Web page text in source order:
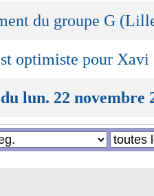
du groupe G
optimiste pour Xavi
lun. 22 novembre
dim. 21 novembre